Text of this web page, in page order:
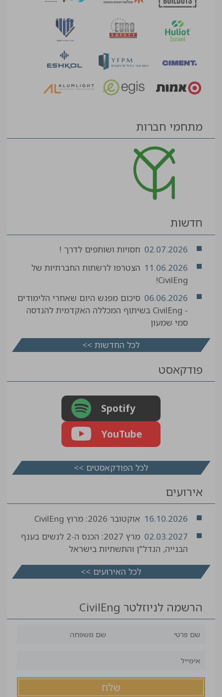
מתחמי חברות
חדשות
02.07.2026 חסויות ושותפים לדרך !
11.06.2026 הצטרפו לרשתות החברתיות של
CivilEng!
06.06.2026 סיכום מפגש היום שאחרי הלימודים
- CivilEng בשיתוף המכללה האקדמית להנדסה
סמי שמעון
לכל החדשות >>
פודקאסט
Spotify
YouTube
לכל הפודקאסטים >>
אירועים
16.10.2026 אוקטובר 2026: מרוץ CivilEng
02.03.2027
מרץ 2027: הכנס ה-2 לנשים בענף
הבנייה, הנדל"ן והתשתיות בישראל
לכל האירועים >>
הרשמה לניוזלטר CivilEng